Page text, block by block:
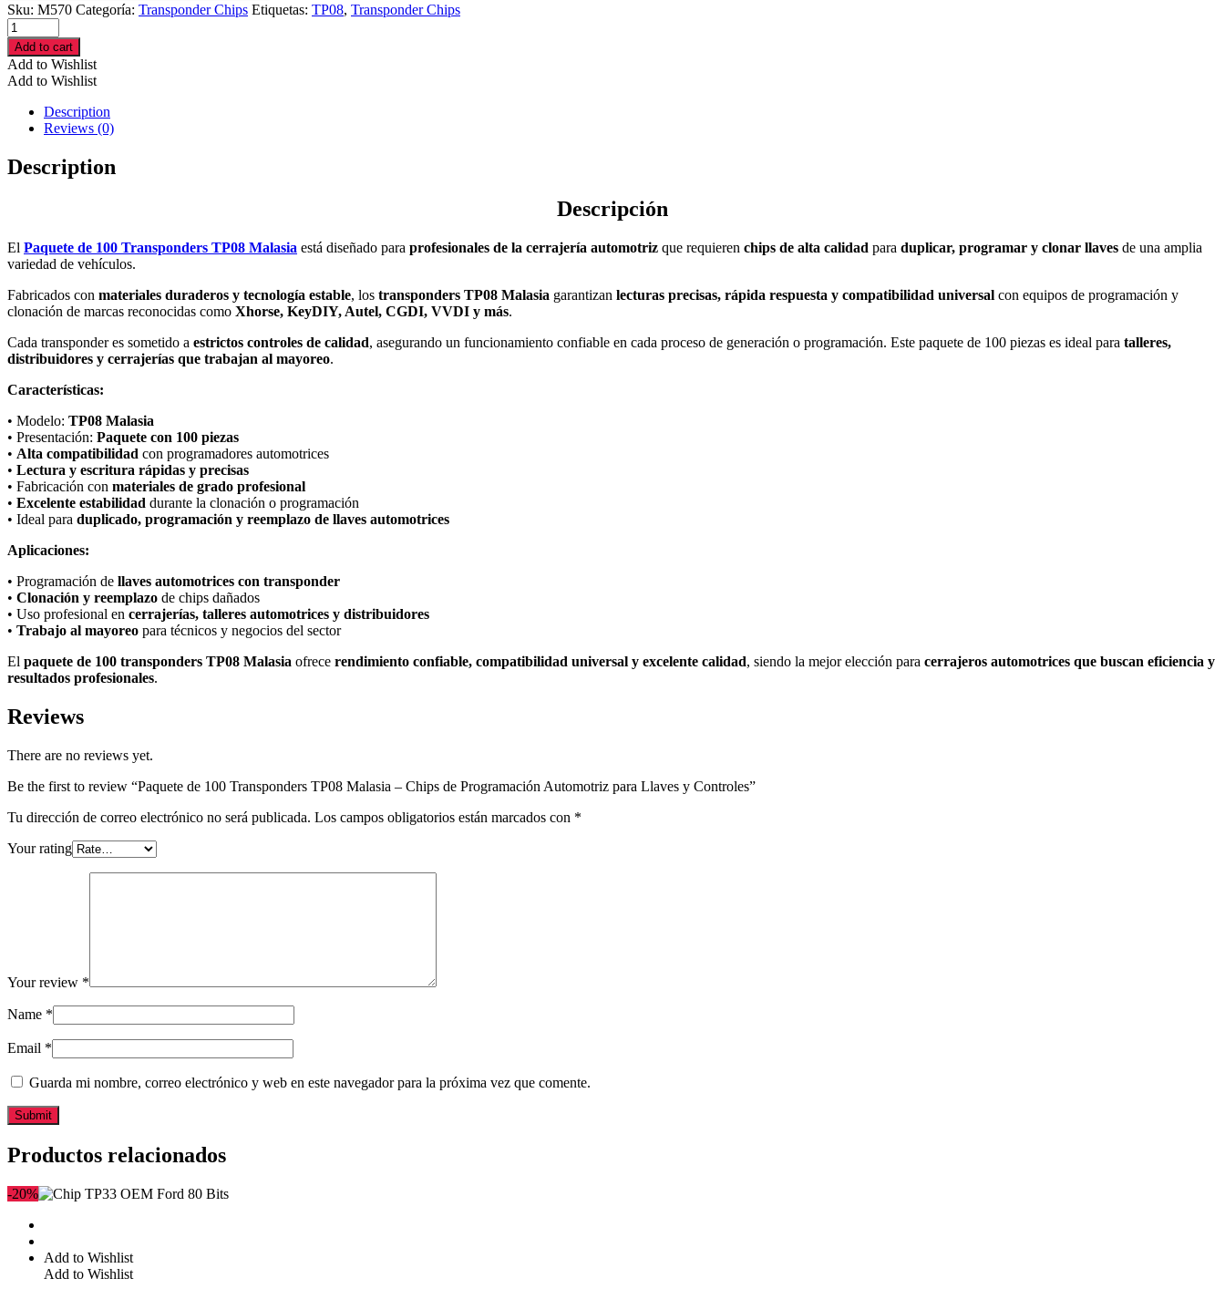
Sku: M570 Categoría: Transponder Chips Etiquetas: TP08, Transponder Chips
Paquete
de
100
Transponders
TP08
Malasia
de
Programación
Controles
cantidad
Add to cart
Add to Wishlist
Add to Wishlist
Description
Reviews (0)
Description
Descripción
El Paquete de 100 Transponders TP08 Malasia está diseñado para profesionales de la cerrajería automotriz que requieren chips de alta calidad para duplicar, programar y clonar llaves de una amplia
variedad de vehículos.
Fabricados con materiales duraderos y tecnología estable, los transponders TP08 Malasia garantizan lecturas precisas, rápida respuesta y compatibilidad universal con equipos de programación y
clonación de marcas reconocidas como Xhorse, KeyDIY, Autel, CGDI, VVDI y más.
Cada transponder es sometido a estrictos controles de calidad, asegurando un funcionamiento confiable en cada proceso de generación o programación. Este paquete de 100 piezas es ideal para talleres,
distribuidores y cerrajerías que trabajan al mayoreo.
Características:
• Modelo: TP08 Malasia
• Presentación: Paquete con 100 piezas
• Alta compatibilidad con programadores automotrices
• Lectura y escritura rápidas y precisas
• Fabricación con materiales de grado profesional
• Excelente estabilidad durante la clonación o programación
• Ideal para duplicado, programación y reemplazo de llaves automotrices
Aplicaciones:
• Programación de llaves automotrices con transponder
• Clonación y reemplazo de chips dañados
• Uso profesional en cerrajerías, talleres automotrices y distribuidores
• Trabajo al mayoreo para técnicos y negocios del sector
El paquete de 100 transponders TP08 Malasia ofrece rendimiento confiable, compatibilidad universal y excelente calidad, siendo la mejor elección para cerrajeros automotrices que buscan eficiencia y
resultados profesionales.
Reviews
There are no reviews yet.
Be the first to review “Paquete de 100 Transponders TP08 Malasia – Chips de Programación Automotriz para Llaves y Controles”
Tu dirección de correo electrónico no será publicada. Los campos obligatorios están marcados con *
Your rating
Your review *
Name *
Email *
Guarda mi nombre, correo electrónico y web en este navegador para la próxima vez que comente.
Productos relacionados
-20%
Add to Wishlist
Add to Wishlist